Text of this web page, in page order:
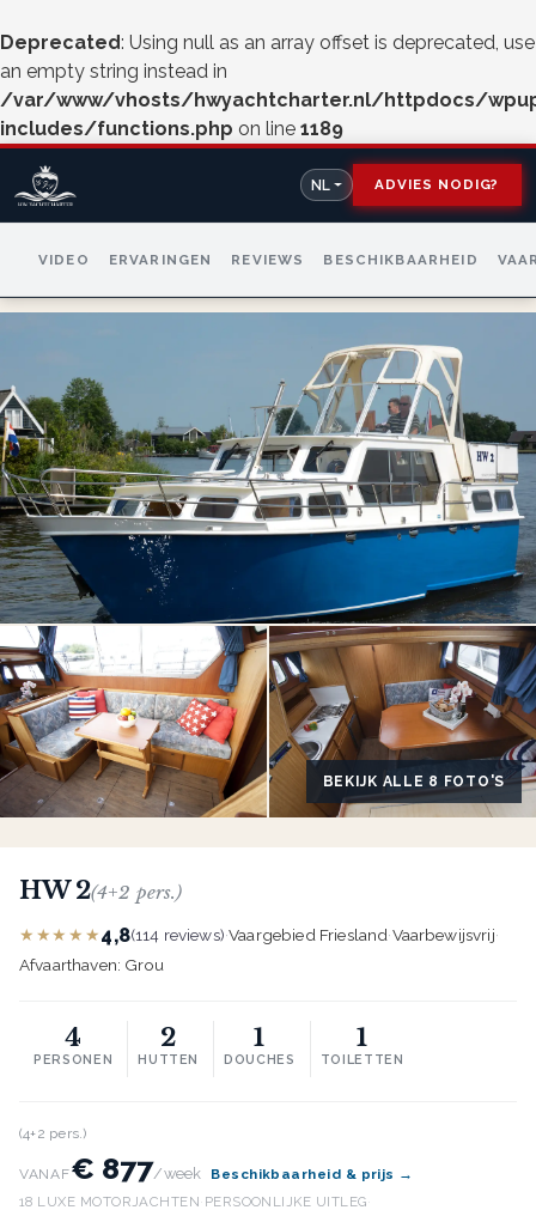
Deprecated: Using null as an array offset is deprecated, use
an empty string instead in
/var/www/vhosts/hwyachtcharter.nl/httpdocs/
includes/functions.php on line 1189
NL ADVIES NODIG?
VIDEO ERVARINGEN REVIEWS BESCHIKBAARHEID
BEKIJK ALLE 8 FOTO'S
HW 2(4+2 pers.)
★★★★★4,8(114 reviews)·Vaargebied Friesland·Vaarbewijsvrij·
Afvaarthaven: Grou
4
PERSONEN
2
HUTTEN
1
DOUCHES
1
TOILETTEN
(4+2 pers.)
VANAF€ 877/week
Beschikbaarheid & prijs →
18 LUXE MOTORJACHTEN· PERSOONLIJKE UITLEG·